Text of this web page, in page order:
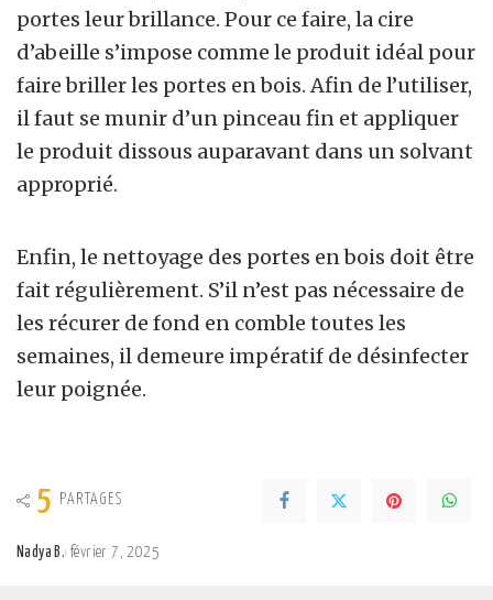
portes leur brillance. Pour ce faire, la cire
d’abeille s’impose comme le produit idéal pour
faire briller les portes en bois. Afin de l’utiliser,
il faut se munir d’un pinceau fin et appliquer
le produit dissous auparavant dans un solvant
approprié.
Enfin, le nettoyage des portes en bois doit être
fait régulièrement. S’il n’est pas nécessaire de
les récurer de fond en comble toutes les
semaines, il demeure impératif de désinfecter
leur poignée.
5 PARTAGES
Posted
Nadya B. février 7, 2025